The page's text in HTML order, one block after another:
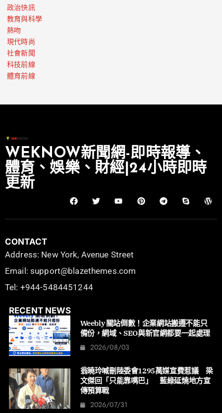
政治快訊
教育與科學
熱吻
現代時尚
社會新聞
科技前線
體育前線
WEKNOW新聞網-即時報導、
體育、娛樂、財經|24小時即時
更新
CONTACT
Address: New York, Avenue Street
Email: support@blazethemes.com
Tel: +944-5484451244
RECENT NEWS
Weebly 關站倒數！企業網站搬遷不能只
備份，網域、SEO與新官網都要一起處理
2026/08/03
翁曉玲喊刪陸委會1295萬媒宣費惹議 梁
文傑回「只能靠嘴巴」 藍綠延燒地方宣
傳預算戰
2026/07/31